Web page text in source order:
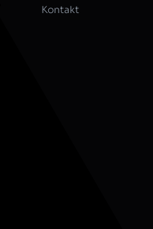
Kontakt